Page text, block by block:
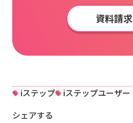
資料請求
iステップ
iステップユーザー
シェアする